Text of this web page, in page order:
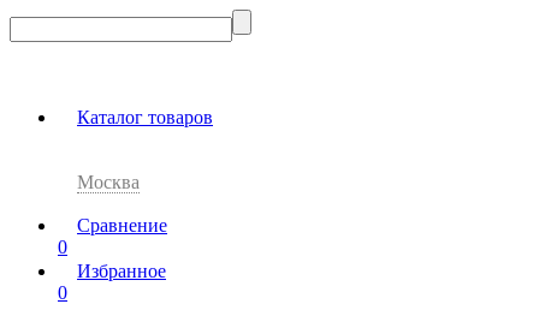
Каталог товаров
Москва
Сравнение
0
Избранное
0